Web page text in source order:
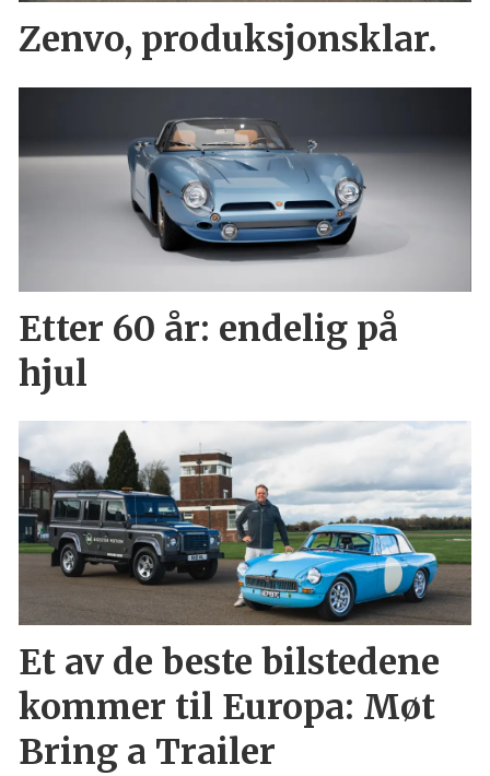
Zenvo, produksjonsklar.
Etter 60 år: endelig på
hjul
Et av de beste bilstedene
kommer til Europa: Møt
Bring a Trailer